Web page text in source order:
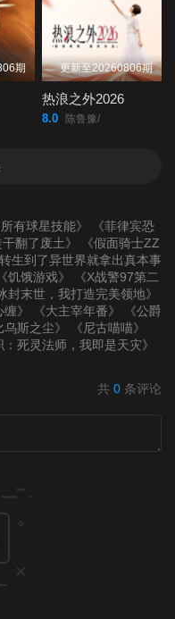
期 更新至20260806期
热浪之外2026
8.0 陈鲁豫/
有球星技能》
《菲律宾恐
翻了废土》
《假面骑士ZZ
转生到了异世界就拿出真本事
《饥饿游戏》
《X战警97第二
封末世，我打造完美领地》
》 《大主宰年番》
《公爵
乌斯之尘》
《尼古喵喵》
：死灵法师，我即是天灾》
共 0 条评论